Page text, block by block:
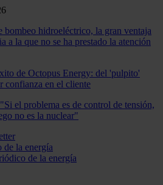
bombeo hidroeléctrico, la gran ventaja
a la que no se ha prestado la atención
de Octopus Energy: del 'pulpito'
confianza en el cliente
el problema es de control de tensión,
no es la nuclear"